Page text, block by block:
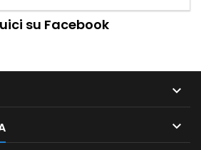
su Facebook

